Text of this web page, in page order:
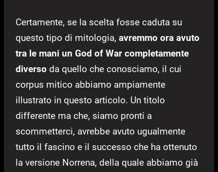
Certamente, se la scelta fosse caduta su
questo tipo di mitologia, avremmo ora avuto
tra le mani un God of War completamente
diverso da quello che conosciamo, il cui
corpus mitico abbiamo ampiamente
illustrato in questo articolo. Un titolo
differente ma che, siamo pronti a
scommetterci, avrebbe avuto ugualmente
tutto il fascino e il successo che ha ottenuto
la versione Norrena, della quale abbiamo già